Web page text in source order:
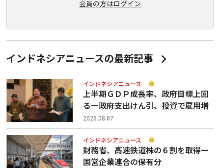
会員の方はログイン
インドネシアニュースの最新記事
インドネシアニュース
上半期ＧＤＰ成長率、政府目標上回
るー政府支出けん引、投資で雇用増
2026.08.07
インドネシアニュース
財務省、高速鉄道株の６割を取得ー
国営企業連合の保有分